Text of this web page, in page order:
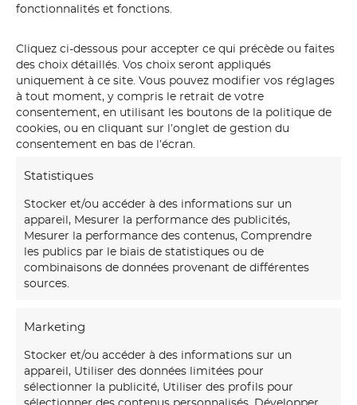
fonctionnalités et fonctions.
Cliquez ci-dessous pour accepter ce qui précède ou faites
des choix détaillés. Vos choix seront appliqués
uniquement à ce site. Vous pouvez modifier vos réglages
à tout moment, y compris le retrait de votre
consentement, en utilisant les boutons de la politique de
cookies, ou en cliquant sur l’onglet de gestion du
consentement en bas de l’écran.
Statistiques
Stocker et/ou accéder à des informations sur un
appareil, Mesurer la performance des publicités,
Mesurer la performance des contenus, Comprendre
les publics par le biais de statistiques ou de
combinaisons de données provenant de différentes
sources.
Marketing
Stocker et/ou accéder à des informations sur un
appareil, Utiliser des données limitées pour
sélectionner la publicité, Utiliser des profils pour
Chaque panoramique S.
Ferandez est accompagné
d’un certificat d’authenticité
signé à la main. Il atteste du
numéro de l’exemplaire sur les
création et de l’authenticité de
Ce certificat fait de votre
panoramique une pièce de
collection, traçable, unique,
transmissible.
Stock disponible : 30
exemplaires